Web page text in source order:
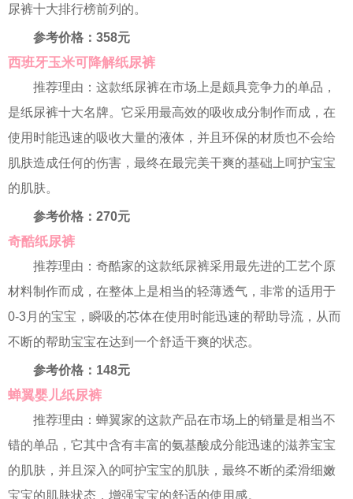
尿裤十大排行榜前列的。
参考价格：358元
西班牙玉米可降解纸尿裤
推荐理由：这款纸尿裤在市场上是颇具竞争力的单品，
是纸尿裤十大名牌。它采用最高效的吸收成分制作而成，在
使用时能迅速的吸收大量的液体，并且环保的材质也不会给
肌肤造成任何的伤害，最终在最完美干爽的基础上呵护宝宝
的肌肤。
参考价格：270元
奇酷纸尿裤
推荐理由：奇酷家的这款纸尿裤采用最先进的工艺个原
材料制作而成，在整体上是相当的轻薄透气，非常的适用于
0-3月的宝宝，瞬吸的芯体在使用时能迅速的帮助导流，从而
不断的帮助宝宝在达到一个舒适干爽的状态。
参考价格：148元
蝉翼婴儿纸尿裤
推荐理由：蝉翼家的这款产品在市场上的销量是相当不
错的单品，它其中含有丰富的氨基酸成分能迅速的滋养宝宝
的肌肤，并且深入的呵护宝宝的肌肤，最终不断的柔滑细嫩
宝宝的肌肤状态，增强宝宝的舒适的使用感。